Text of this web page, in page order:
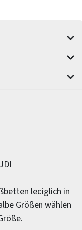
lediglich in
Größen wählen